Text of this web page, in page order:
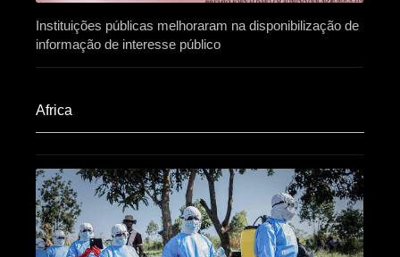
Instituições públicas melhoraram na disponibilização de
informação de interesse público
Africa​